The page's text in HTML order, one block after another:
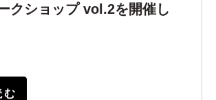
クショップ vol.2を開催し
む